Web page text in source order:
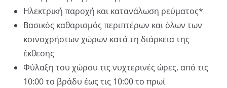
Ηλεκτρική παροχή και κατανάλωση ρεύματος*
Βασικός καθαρισμός περιπτέρων και όλων των
κοινοχρήστων χώρων κατά τη διάρκεια της
έκθεσης
Φύλαξη του χώρου τις νυχτερινές ώρες, από τις
10:00 το βράδυ έως τις 10:00 το πρωί